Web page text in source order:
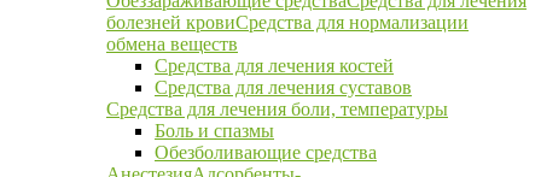
болезней кровиСредства для нормализации
обмена веществ
Средства для лечения костей
Средства для лечения суставов
Средства для лечения боли, температуры
Боль и спазмы
Обезболивающие средства